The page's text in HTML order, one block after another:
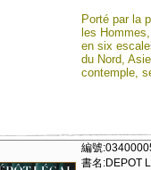
Porté par la
les
en six
du Nord,
contemple,
編號
書名:DEPOT